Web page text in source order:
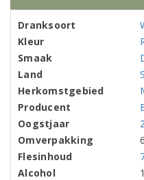
Dranksoort
Kleur
Smaak
Land
Herkomstgebied
Producent
Oogstjaar
Omverpakking
Flesinhoud
Alcohol